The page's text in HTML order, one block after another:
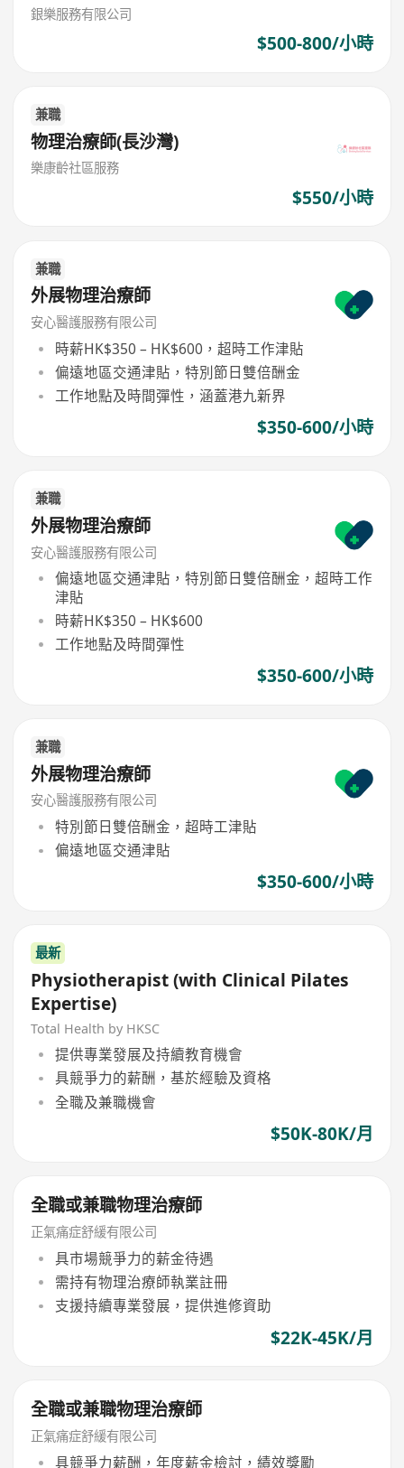
銀樂服務有限公司
$500-800/小時
兼職
物理治療師(長沙灣)
樂康齡社區服務
$550/小時
兼職
外展物理治療師
安心醫護服務有限公司
時薪HK$350 – HK$600，超時工作津貼
偏遠地區交通津貼，特別節日雙倍酬金
工作地點及時間彈性，涵蓋港九新界
$350-600/小時
兼職
外展物理治療師
安心醫護服務有限公司
偏遠地區交通津貼，特別節日雙倍酬金，超時工作
津貼
時薪HK$350 – HK$600
工作地點及時間彈性
$350-600/小時
兼職
外展物理治療師
安心醫護服務有限公司
特別節日雙倍酬金，超時工津貼
偏遠地區交通津貼
$350-600/小時
最新
Physiotherapist (with Clinical Pilates
Expertise)
Total Health by HKSC
提供專業發展及持續教育機會
具競爭力的薪酬，基於經驗及資格
全職及兼職機會
$50K-80K/月
全職或兼職物理治療師
正氣痛症舒緩有限公司
具市場競爭力的薪金待遇
需持有物理治療師執業註冊
支援持續專業發展，提供進修資助
$22K-45K/月
全職或兼職物理治療師
正氣痛症舒緩有限公司
具競爭力薪酬，年度薪金檢討，績效獎勵